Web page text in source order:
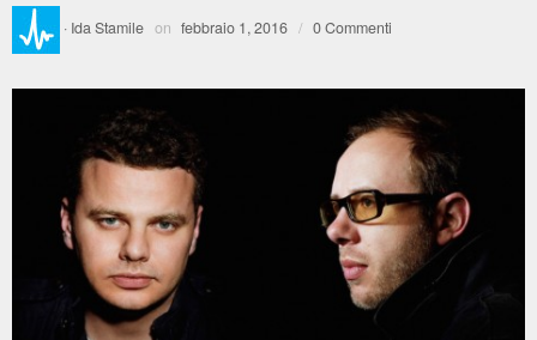
· Ida Stamile on febbraio 1, 2016 / 0 Commenti